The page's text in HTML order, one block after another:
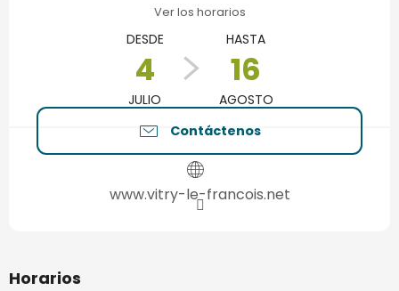
Ver los horarios
DESDE
4
JULIO
HASTA
16
AGOSTO
Contáctenos
www.vitry-le-francois.net
Horarios